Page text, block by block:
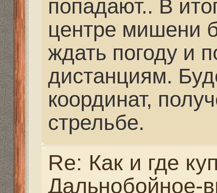
из люминия делали
приклады и цевья на
карабины. Мне они
были... После того,
страничку, они
Попробую их
обещаю... Люди
что они передирают
изделия известных
Если нужно, то я